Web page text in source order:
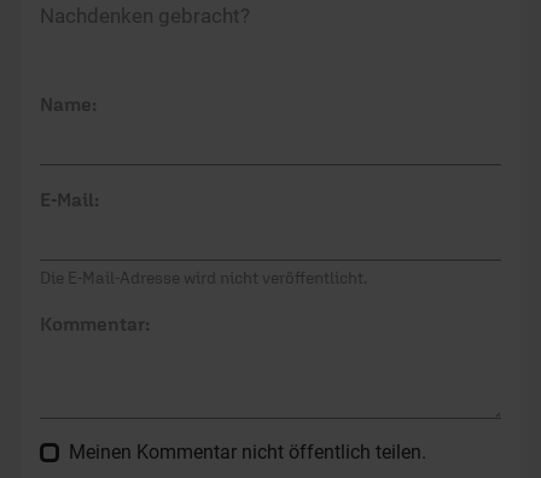
Nachdenken gebracht?
Name:
E-Mail:
Die E-Mail-Adresse wird nicht veröffentlicht.
Kommentar:
Meinen Kommentar nicht öffentlich teilen.